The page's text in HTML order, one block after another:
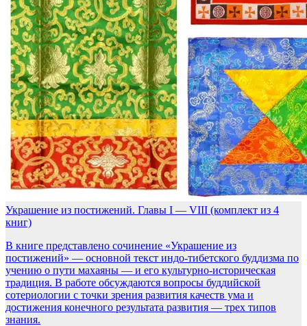
Украшение из постижений. Главы I — VIII (комплект из 4
книг)
В книге представлено сочинение «Украшение из
постижений» — основной текст индо-тибетского буддизма по
учению о пути махаяны — и его культурно-историческая
традиция. В работе обсуждаются вопросы буддийской
сотериологии с точки зрения развития качеств ума и
достижения конечного результата развития — трех типов
знания.